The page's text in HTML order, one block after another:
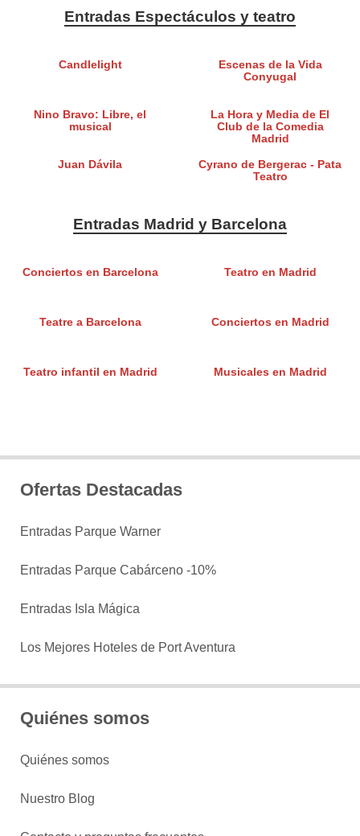
Entradas Espectáculos y teatro
Candlelight
Escenas de la Vida
Conyugal
Nino Bravo: Libre, el
musical
La Hora y Media de El
Club de la Comedia
Madrid
Juan Dávila
Cyrano de Bergerac - Pata
Teatro
Entradas Madrid y Barcelona
Conciertos en Barcelona Teatro en Madrid
Teatre a Barcelona Conciertos en Madrid
Teatro infantil en Madrid Musicales en Madrid
Ofertas Destacadas
Entradas Parque Warner
Entradas Parque Cabárceno -10%
Entradas Isla Mágica
Los Mejores Hoteles de Port Aventura
Quiénes somos
Quiénes somos
Nuestro Blog